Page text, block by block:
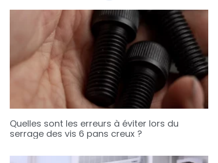
Quelles sont les erreurs à éviter lors du
serrage des vis 6 pans creux ?